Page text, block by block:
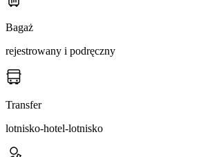
Bagaż
rejestrowany i podręczny
Transfer
lotnisko-hotel-lotnisko